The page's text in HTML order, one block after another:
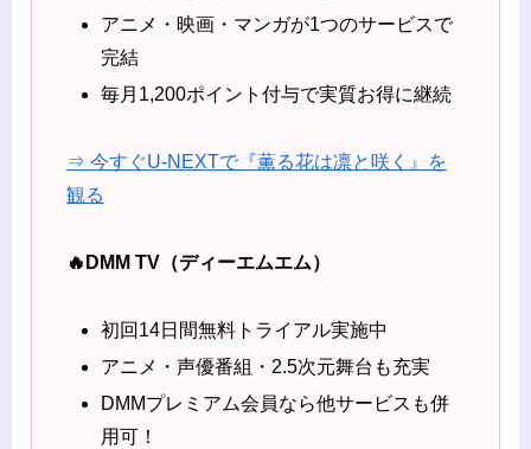
アニメ・映画・マンガが1つのサービスで
完結
毎月1,200ポイント付与で実質お得に継続
⇒ 今すぐU-NEXTで『薫る花は凛と咲く』を
観る
🔥DMM TV（ディーエムエム）
初回14日間無料トライアル実施中
アニメ・声優番組・2.5次元舞台も充実
DMMプレミアム会員なら他サービスも併
用可！